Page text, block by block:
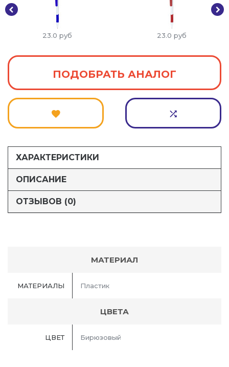
23.0 руб 23.0 руб
ПОДОБРАТЬ АНАЛОГ
ХАРАКТЕРИСТИКИ
ОПИСАНИЕ
ОТЗЫВОВ (0)
МАТЕРИАЛ
МАТЕРИАЛЫ Пластик
ЦВЕТА
ЦВЕТ Бирюзовый